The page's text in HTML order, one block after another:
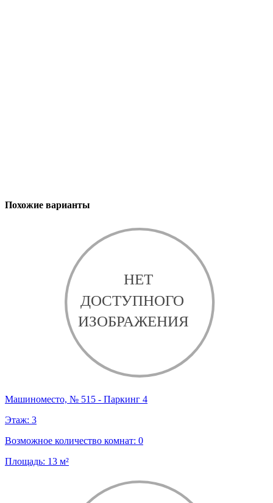
Похожие варианты
Машиноместо, № 515 - Паркинг 4
Этаж: 3
Возможное количество комнат: 0
Площадь: 13 м²